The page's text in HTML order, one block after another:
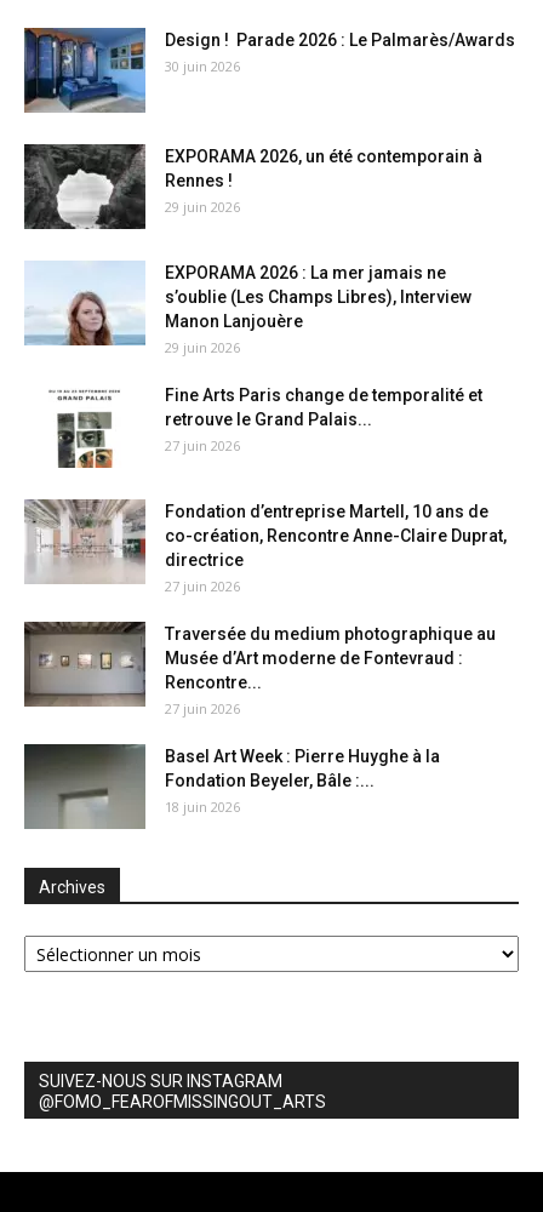
Design ! Parade 2026 : Le Palmarès/Awards
30 juin 2026
EXPORAMA 2026, un été contemporain à
Rennes !
29 juin 2026
EXPORAMA 2026 : La mer jamais ne
s’oublie (Les Champs Libres), Interview
Manon Lanjouère
29 juin 2026
Fine Arts Paris change de temporalité et
retrouve le Grand Palais...
27 juin 2026
Fondation d’entreprise Martell, 10 ans de
co-création, Rencontre Anne-Claire Duprat,
directrice
27 juin 2026
Traversée du medium photographique au
Musée d’Art moderne de Fontevraud :
Rencontre...
27 juin 2026
Basel Art Week : Pierre Huyghe à la
Fondation Beyeler, Bâle :...
18 juin 2026
Archives
Archives
SUIVEZ-NOUS SUR INSTAGRAM
@FOMO_FEAROFMISSINGOUT_ARTS